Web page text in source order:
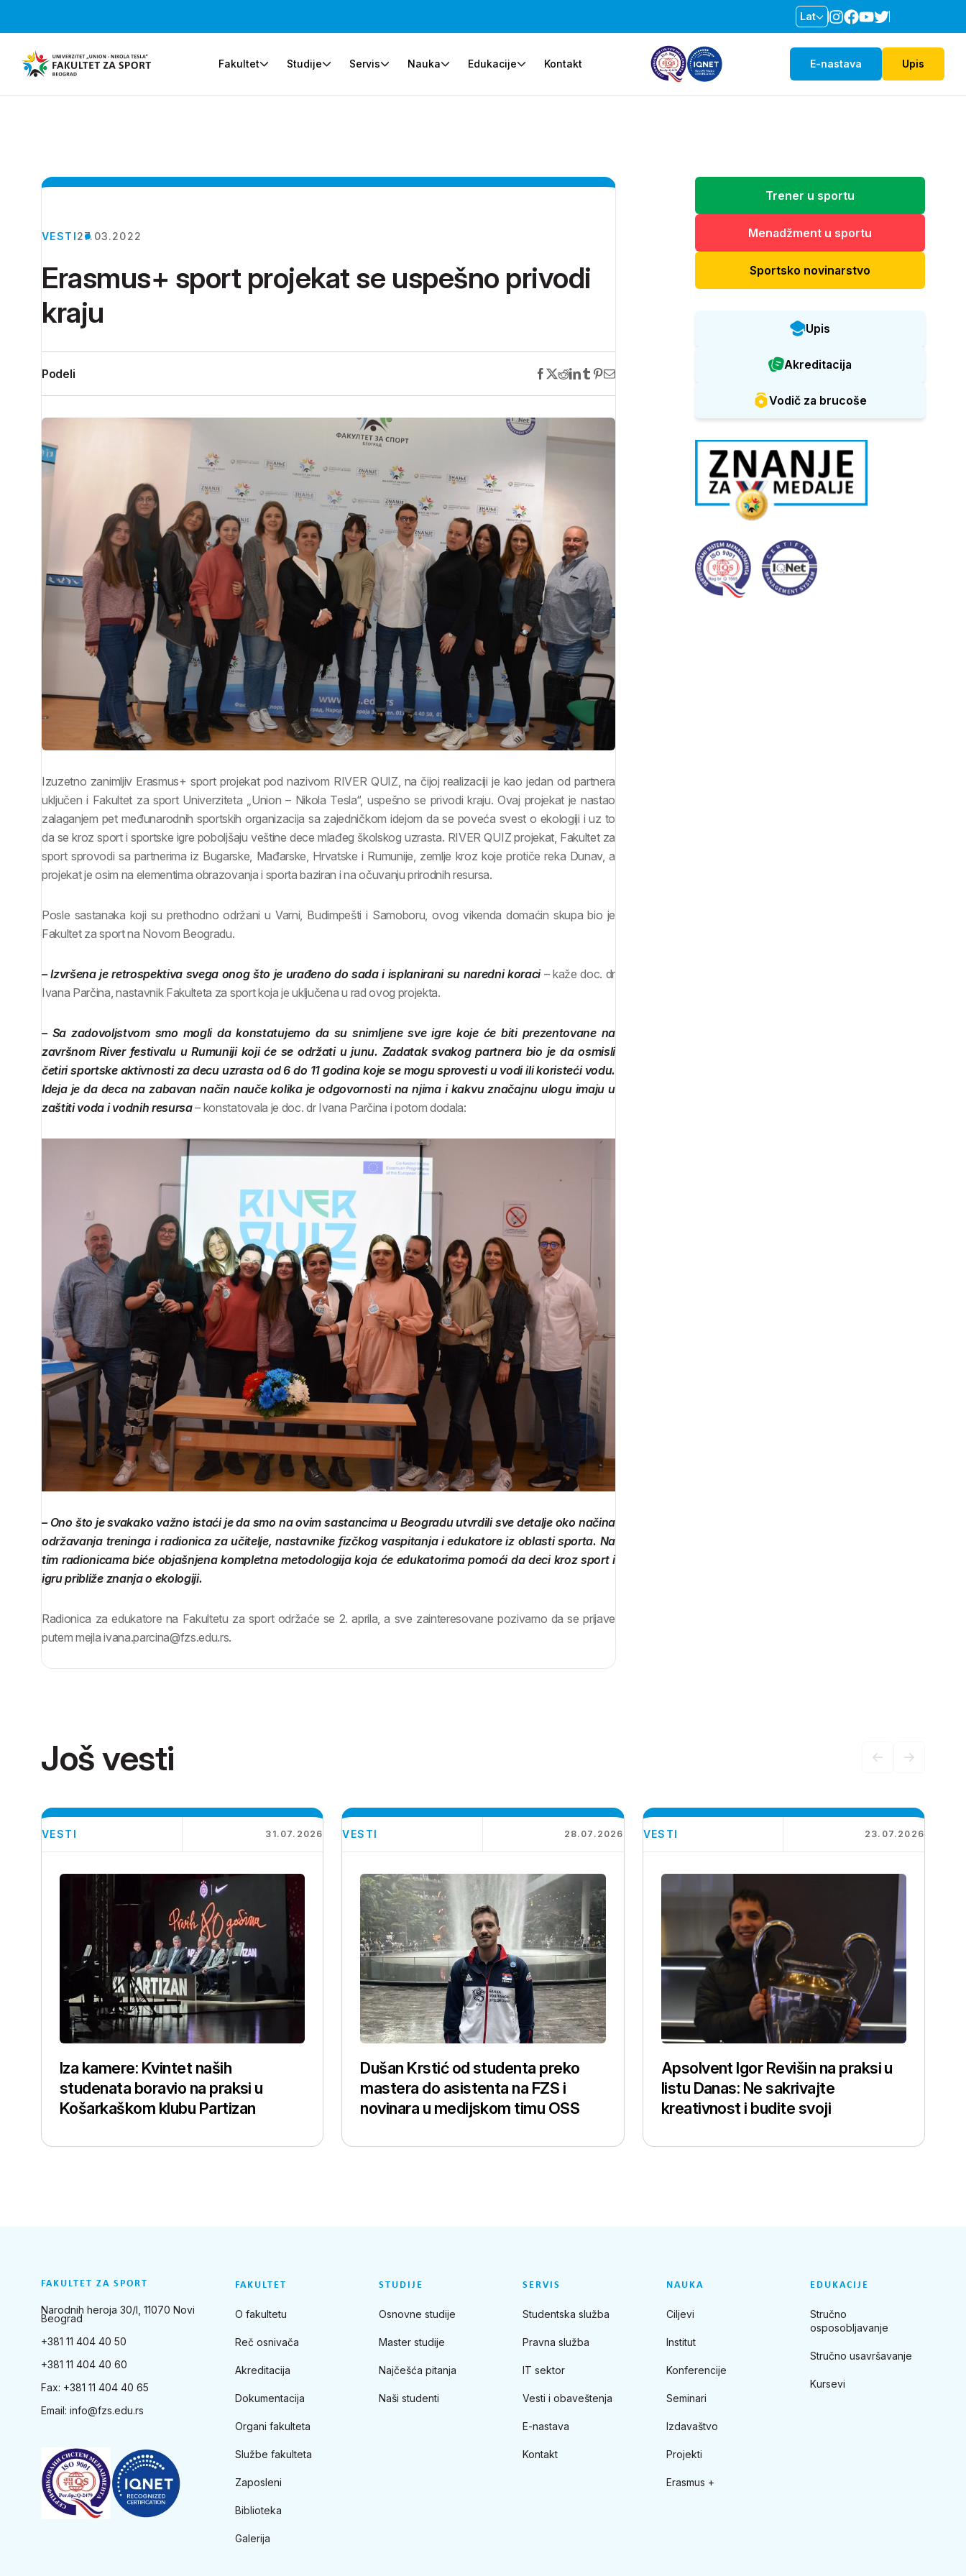
Lat
Fakultet Studije Servis Nauka Edukacije Kontakt E-nastava Upis
VESTI27.03.2022
Erasmus+ sport projekat se uspešno privodi
kraju
Podeli
Izuzetno zanimljiv Erasmus+ sport projekat pod nazivom RIVER QUIZ, na čijoj realizaciji je kao jedan od partnera
uključen i Fakultet za sport Univerziteta „Union – Nikola Tesla“, uspešno se privodi kraju. Ovaj projekat je nastao
zalaganjem pet međunarodnih sportskih organizacija sa zajedničkom idejom da se poveća svest o ekologiji i uz to
da se kroz sport i sportske igre poboljšaju veštine dece mlađeg školskog uzrasta. RIVER QUIZ projekat, Fakultet za
sport sprovodi sa partnerima iz Bugarske, Mađarske, Hrvatske i Rumunije, zemlje kroz koje protiče reka Dunav, a
projekat je osim na elementima obrazovanja i sporta baziran i na očuvanju prirodnih resursa.
Posle sastanaka koji su prethodno održani u Varni, Budimpešti i Samoboru, ovog vikenda domaćin skupa bio je
Fakultet za sport na Novom Beogradu.
– Izvršena je retrospektiva svega onog što je urađeno do sada i isplanirani su naredni koraci– kaže doc. dr
Ivana Parčina, nastavnik Fakulteta za sport koja je uključena u rad ovog projekta.
– Sa zadovoljstvom smo mogli da konstatujemo da su snimljene sve igre koje će biti prezentovane na
završnom River festivalu u Rumuniji koji će se održati u junu. Zadatak svakog partnera bio je da osmisli
četiri sportske aktivnosti za decu uzrasta od 6 do 11 godina koje se mogu sprovesti u vodi ili koristeći vodu.
Ideja je da deca na zabavan način nauče kolika je odgovornosti na njima i kakvu značajnu ulogu imaju u
zaštiti voda i vodnih resursa– konstatovala je doc. dr Ivana Parčina i potom dodala:
– Ono što je svakako važno istaći je da smo na ovim sastancima u Beogradu utvrdili sve detalje oko načina
održavanja treninga i radionica za učitelje, nastavnike fizčkog vaspitanja i edukatore iz oblasti sporta. Na
tim radionicama biće objašnjena kompletna metodologija koja će edukatorima pomoći da deci kroz sport i
igru približe znanja o ekologiji.
Radionica za edukatore na Fakultetu za sport održaće se 2. aprila, a sve zainteresovane pozivamo da se prijave
putem mejla ivana.parcina@fzs.edu.rs.
Trener u sportu
Menadžment u sportu
Sportsko novinarstvo
Upis
Akreditacija
Vodič za brucoše
Još vesti
VESTI 31.07.2026
Iza kamere: Kvintet naših
studenata boravio na praksi u
Košarkaškom klubu Partizan
VESTI 28.07.2026
Dušan Krstić od studenta preko
mastera do asistenta na FZS i
novinara u medijskom timu OSS
VESTI 23.07.2026
Apsolvent Igor Revišin na praksi u
listu Danas: Ne sakrivajte
kreativnost i budite svoji
FAKULTET ZA SPORT
Narodnih heroja 30/I, 11070 Novi
Beograd
+381 11 404 40 50
+381 11 404 40 60
Fax: +381 11 404 40 65
Email: info@fzs.edu.rs
FAKULTET
O fakultetu
Reč osnivača
Akreditacija
Dokumentacija
Organi fakulteta
Službe fakulteta
Zaposleni
Biblioteka
Galerija
STUDIJE
Osnovne studije
Master studije
Najčešća pitanja
Naši studenti
SERVIS
Studentska služba
Pravna služba
IT sektor
Vesti i obaveštenja
E-nastava
Kontakt
NAUKA
Ciljevi
Institut
Konferencije
Seminari
Izdavaštvo
Projekti
Erasmus +
EDUKACIJE
Stručno
osposobljavanje
Stručno usavršavanje
Kursevi